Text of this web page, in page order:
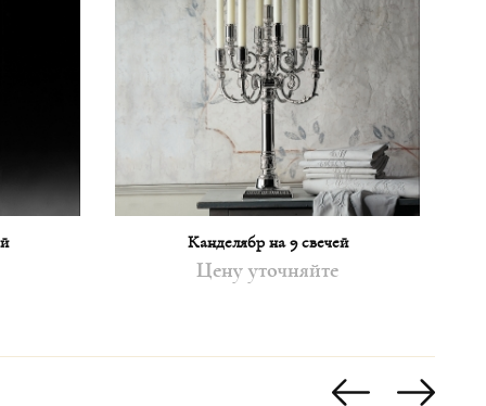
Канделябр на 9 свечей
Цену уточняйте